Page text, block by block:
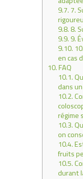
9.7. 7.
9.8. 8.
9.9. 9.
9.10.
en cas
10.FAQ
10.1.
dans
10.2.
régime
10.3.
on
10.4.
fruits
10.5.
durant